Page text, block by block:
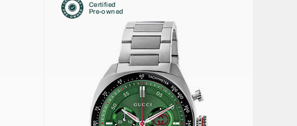
Certified
Pre-owned